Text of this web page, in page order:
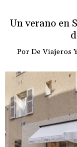
Un verano en
Por De Viajeros